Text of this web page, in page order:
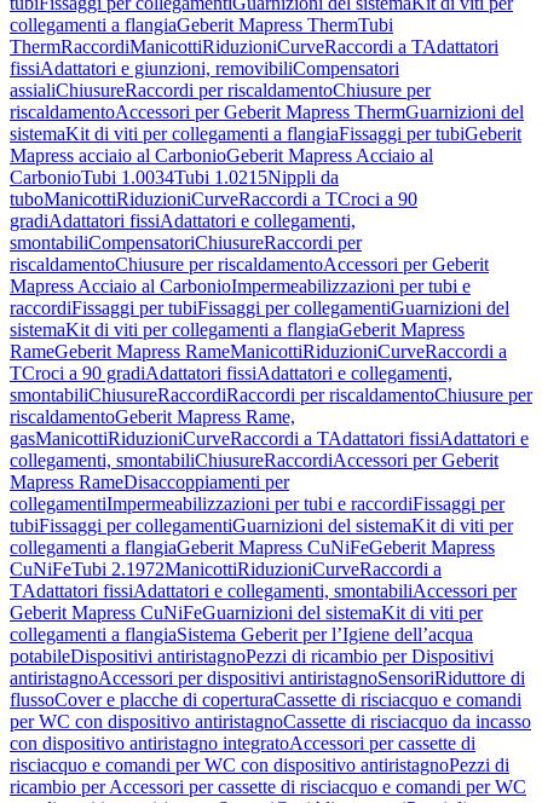
collegamenti a flangiaGeberit Mapress ThermTubi
ThermRaccordiManicottiRiduzioniCurveRaccordi a TAdattatori
fissiAdattatori e giunzioni, removibiliCompensatori
assialiChiusureRaccordi per riscaldamentoChiusure per
riscaldamentoAccessori per Geberit Mapress ThermGuarnizioni del
sistemaKit di viti per collegamenti a flangiaFissaggi per tubiGeberit
Mapress acciaio al CarbonioGeberit Mapress Acciaio al
CarbonioTubi 1.0034Tubi 1.0215Nippli da
tuboManicottiRiduzioniCurveRaccordi a TCroci a 90
gradiAdattatori fissiAdattatori e collegamenti,
smontabiliCompensatoriChiusureRaccordi per
riscaldamentoChiusure per riscaldamentoAccessori per Geberit
Mapress Acciaio al CarbonioImpermeabilizzazioni per tubi e
raccordiFissaggi per tubiFissaggi per collegamentiGuarnizioni del
sistemaKit di viti per collegamenti a flangiaGeberit Mapress
RameGeberit Mapress RameManicottiRiduzioniCurveRaccordi a
TCroci a 90 gradiAdattatori fissiAdattatori e collegamenti,
smontabiliChiusureRaccordiRaccordi per riscaldamentoChiusure per
riscaldamentoGeberit Mapress Rame,
gasManicottiRiduzioniCurveRaccordi a TAdattatori fissiAdattatori e
collegamenti, smontabiliChiusureRaccordiAccessori per Geberit
Mapress RameDisaccoppiamenti per
collegamentiImpermeabilizzazioni per tubi e raccordiFissaggi per
tubiFissaggi per collegamentiGuarnizioni del sistemaKit di viti per
collegamenti a flangiaGeberit Mapress CuNiFeGeberit Mapress
CuNiFeTubi 2.1972ManicottiRiduzioniCurveRaccordi a
TAdattatori fissiAdattatori e collegamenti, smontabiliAccessori per
Geberit Mapress CuNiFeGuarnizioni del sistemaKit di viti per
collegamenti a flangiaSistema Geberit per l’Igiene dell’acqua
potabileDispositivi antiristagnoPezzi di ricambio per Dispositivi
antiristagnoAccessori per dispositivi antiristagnoSensoriRiduttore di
flussoCover e placche di coperturaCassette di risciacquo e comandi
per WC con dispositivo antiristagnoCassette di risciacquo da incasso
con dispositivo antiristagno integratoAccessori per cassette di
risciacquo e comandi per WC con dispositivo antiristagnoPezzi di
ricambio per Accessori per cassette di risciacquo e comandi per WC